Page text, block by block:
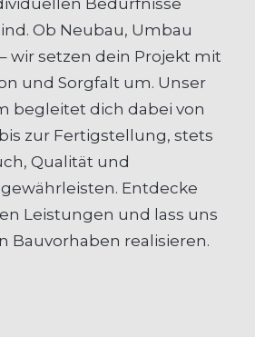
Ob Neubau, Umbau
wir setzen dein Projekt mit
und Sorgfalt um. Unser
begleitet dich dabei von
zur Fertigstellung, stets
Qualität und
Entdecke
Leistungen und lass uns
Bauvorhaben realisieren.